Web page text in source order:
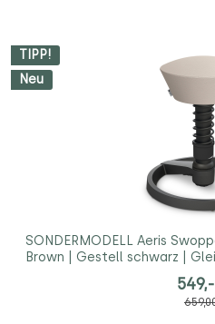
TIPP!
Neu
SONDERMODELL Aeris
Brown | Gestell schwarz |